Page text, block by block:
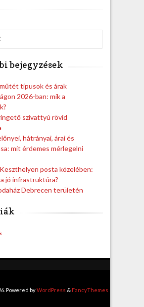
e
bejegyzések
típusok és árak
2026-ban: mik a
szivattyú rövid
hátrányai, árai és
mit érdemes mérlegelni
posta közelében:
jó infrastruktúra?
Debrecen területén
Powered byWordPress & FancyThemes